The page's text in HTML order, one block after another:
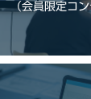
（会員限定コン